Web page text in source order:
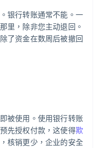
银行转账通常不能。一
里，除非您主动退回。
了资金在数周后被撤回
被使用。使用银行转账
先授权付款，这使得欺
核销更少，企业的安全